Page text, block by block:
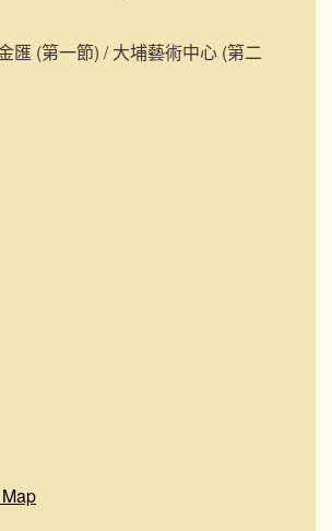
匯 (第一節) / 大埔藝術中心 (第二